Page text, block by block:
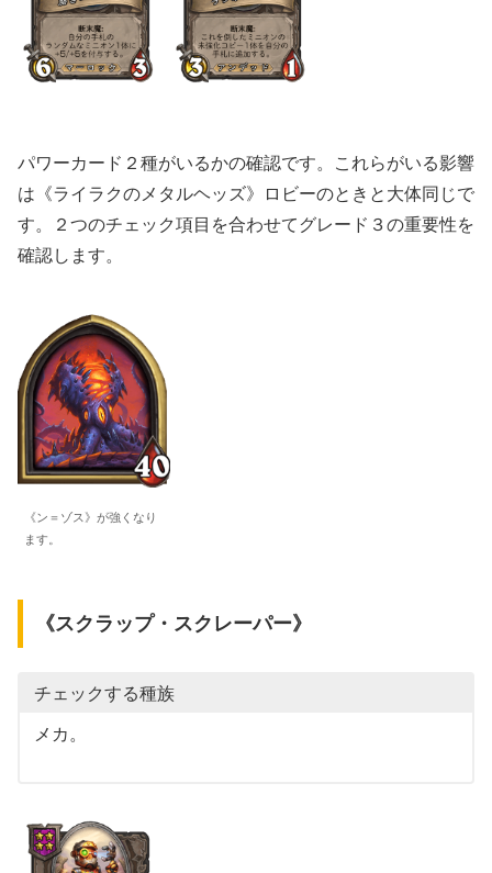
パワーカード２種がいるかの確認です。これらがいる影響
は《ライラクのメタルヘッズ》ロビーのときと大体同じで
す。２つのチェック項目を合わせてグレード３の重要性を
確認します。
《ン＝ゾス》が強くなり
ます。
《スクラップ・スクレーパー》
チェックする種族
メカ。